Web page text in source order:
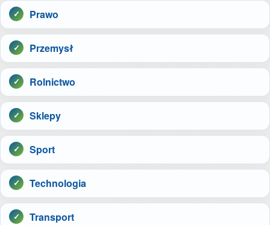
Prawo
Przemysł
Rolnictwo
Sklepy
Sport
Technologia
Transport